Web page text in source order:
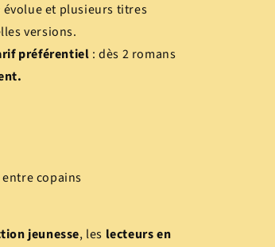
évolue et plusieurs titres
versions.
préférentiel : dès 2 romans
copains
jeunesse, les lecteurs en